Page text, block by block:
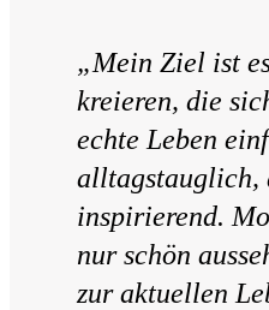
„Mein Ziel ist
kreieren, die
echte Leben
alltagstauglich,
inspirierend.
nur schön
zur aktuellen